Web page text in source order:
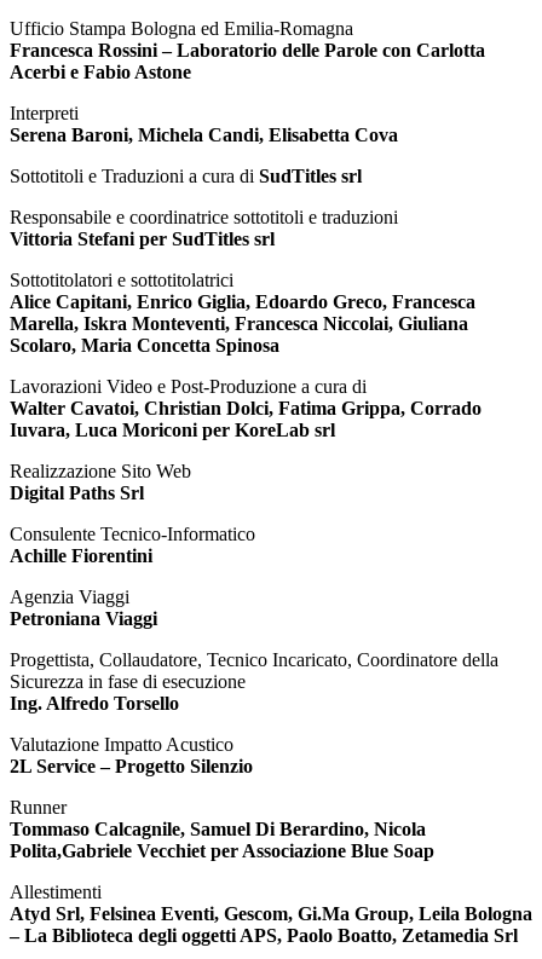
Ufficio Stampa Bologna ed Emilia-Romagna
Francesca Rossini – Laboratorio delle Parole con Carlotta
Acerbi e Fabio Astone
Interpreti
Serena Baroni, Michela Candi, Elisabetta Cova
Sottotitoli e Traduzioni a cura di SudTitles srl
Responsabile e coordinatrice sottotitoli e traduzioni
Vittoria Stefani per SudTitles srl
Sottotitolatori e sottotitolatrici
Alice Capitani, Enrico Giglia, Edoardo Greco, Francesca
Marella, Iskra Monteventi, Francesca Niccolai, Giuliana
Scolaro, Maria Concetta Spinosa
Lavorazioni Video e Post-Produzione a cura di
Walter Cavatoi, Christian Dolci, Fatima Grippa, Corrado
Iuvara, Luca Moriconi per KoreLab srl
Realizzazione Sito Web
Digital Paths Srl
Consulente Tecnico-Informatico
Achille Fiorentini
Agenzia Viaggi
Petroniana Viaggi
Progettista, Collaudatore, Tecnico Incaricato, Coordinatore della
Sicurezza in fase di esecuzione
Ing. Alfredo Torsello
Valutazione Impatto Acustico
2L Service – Progetto Silenzio
Runner
Tommaso Calcagnile, Samuel Di Berardino, Nicola
Polita,Gabriele Vecchiet per Associazione Blue Soap
Allestimenti
Atyd Srl, Felsinea Eventi, Gescom, Gi.Ma Group, Leila Bologna
– La Biblioteca degli oggetti APS, Paolo Boatto, Zetamedia Srl